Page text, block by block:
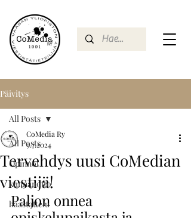
Päivitys
All Posts
Opinnot
kannanotto
haastattelu
All Posts
Tervehdys uusi CoMedian
viestijä!
CoMedia Ry
9.7.2024
Paljon onnea